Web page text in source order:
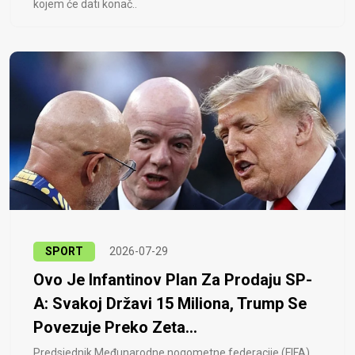
kojem će dati konač..
SPORT 2026-07-29
Ovo Je Infantinov Plan Za Prodaju SP-
A: Svakoj Državi 15 Miliona, Trump Se
Povezuje Preko Zeta...